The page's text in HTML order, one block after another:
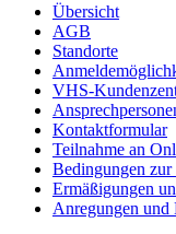
Übersicht
AGB
Standorte
VHS-
Kontaktformular
Teilnahme an
Bedingungen
Ermäßigungen
Anregungen und